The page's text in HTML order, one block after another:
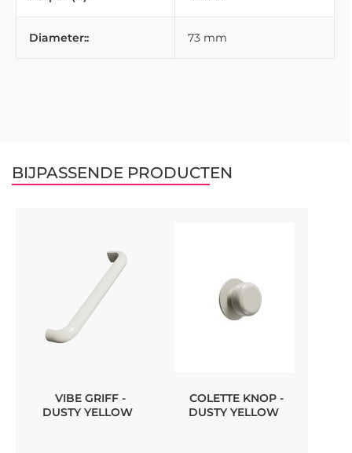
Diameter:: 73 mm
BIJPASSENDE PRODUCTEN
VIBE GRIFF -
DUSTY YELLOW
COLETTE KNOP -
DUSTY YELLOW